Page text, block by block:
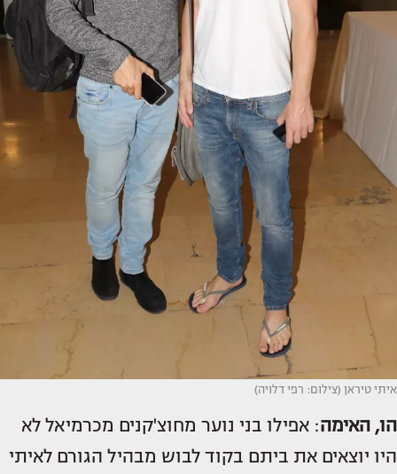
איתי טיראן (צילום: רפי דלויה)
הו, האימה: אפילו בני נוער מחוצ'קנים מכרמיאל לא
היו יוצאים את ביתם בקוד לבוש מבהיל הגורם לאיתי